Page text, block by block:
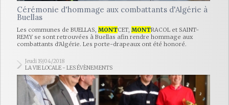
Cérémonie d'hommage aux combattants d'Algérie à
Buellas
Les communes de BUELLAS, MONTCET, MONTRACOL et SAINT-
REMY se sont retrouvées à Buellas afin rendre hommage aux
combattants d'Algérie. Les porte-drapeaux ont été honoré.
Jeudi 19/04/2018
LA VIE LOCALE - LES ÉVÈNEMENTS